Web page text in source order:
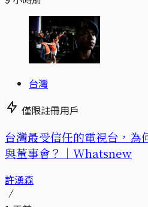
台灣
僅限註冊用戶
台灣最受信任的電視台，為
與董事會？｜Whatsnew
許湧森